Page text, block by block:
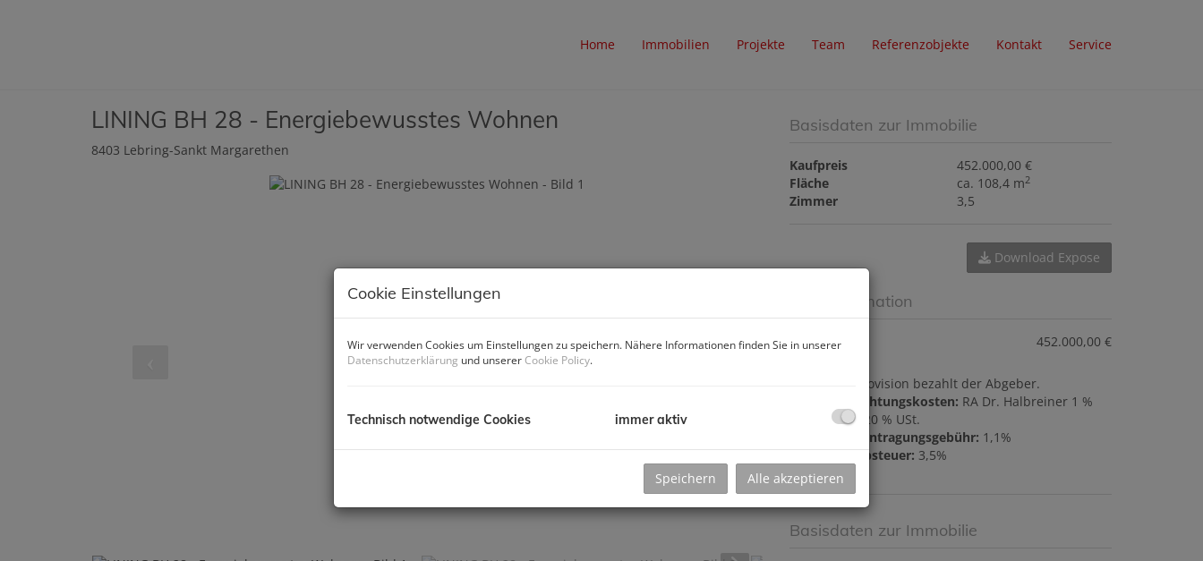
Home Immobilien Projekte Team Referenzobjekte Kontakt Service
LINING BH 28 - Energiebewusstes Wohnen
8403 Lebring-Sankt Margarethen
Basisdaten zur Immobilie
Kaufpreis
452.000,00 €
Fläche
ca. 108,4 m2
Zimmer 3,5
Download Expose
Preisinformation
Kaufpreis: 452.000,00 €
Provision bezahlt der Abgeber.
Vertragserrichtungskosten: RA Dr. Halbreiner 1 %
des KP zzgl. 20 % USt.
Grundbucheintragungsgebühr: 1,1%
Grunderwerbsteuer: 3,5%
Basisdaten zur Immobilie
Cookie Einstellungen
Wir verwenden Cookies um Einstellungen zu speichern. Nähere Informationen finden Sie in unserer
Datenschutzerklärung und unsererCookie Policy.
Technisch notwendige Cookies immer aktiv
Speichern Alle akzeptieren